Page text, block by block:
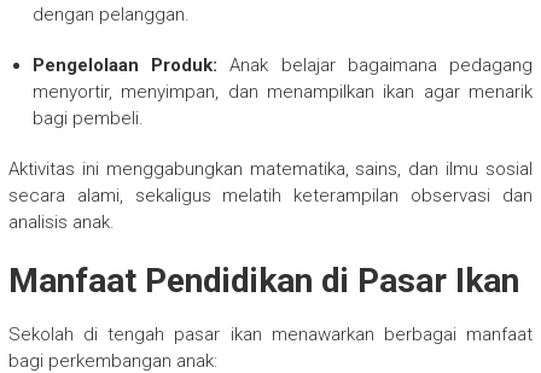
dengan pelanggan.
Pengelolaan Produk: Anak belajar bagaimana pedagang
menyortir, menyimpan, dan menampilkan ikan agar menarik
bagi pembeli.
Aktivitas ini menggabungkan matematika, sains, dan ilmu sosial
secara alami, sekaligus melatih keterampilan observasi dan
analisis anak.
Manfaat Pendidikan di Pasar Ikan
Sekolah di tengah pasar ikan menawarkan berbagai manfaat
bagi perkembangan anak: